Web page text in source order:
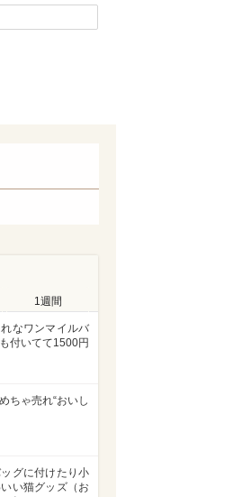
1週間
なワンマイルバ
付いてて1500円
ちゃ売れ“おいし
ッグに付けたり小
い猫グッズ（お